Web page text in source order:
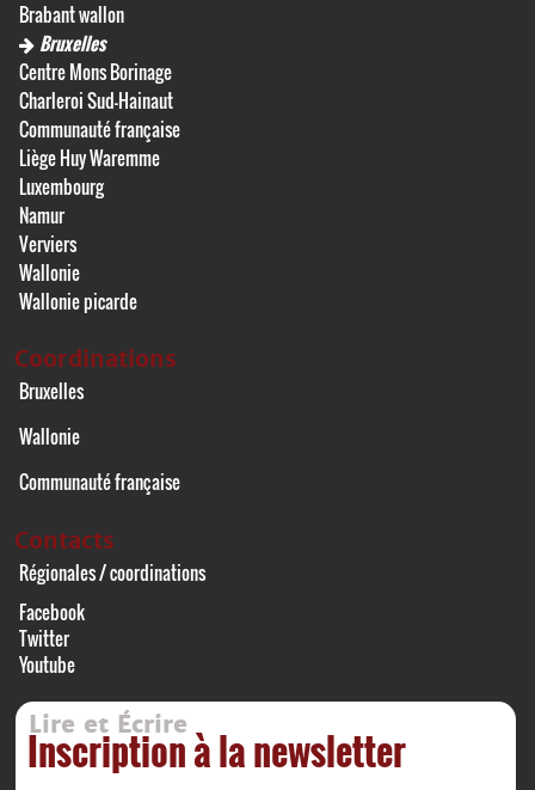
Brabant wallon
Bruxelles
Centre Mons Borinage
Charleroi Sud-Hainaut
Communauté française
Liège Huy Waremme
Luxembourg
Namur
Verviers
Wallonie
Wallonie picarde
Coordinations
Bruxelles
Wallonie
Communauté française
Contacts
Régionales / coordinations
Facebook
Twitter
Youtube
Lire et Écrire
Inscription à la newsletter